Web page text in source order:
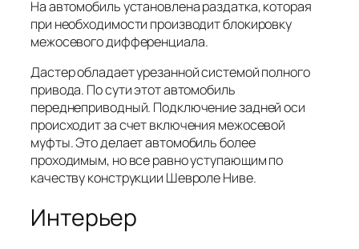
На автомобиль установлена раздатка, которая
при необходимости производит блокировку
межосевого дифференциала.
Дастер обладает урезанной системой полного
привода. По сути этот автомобиль
переднеприводный. Подключение задней оси
происходит за счет включения межосевой
муфты. Это делает автомобиль более
проходимым, но все равно уступающим по
качеству конструкции Шевроле Ниве.
Интерьер